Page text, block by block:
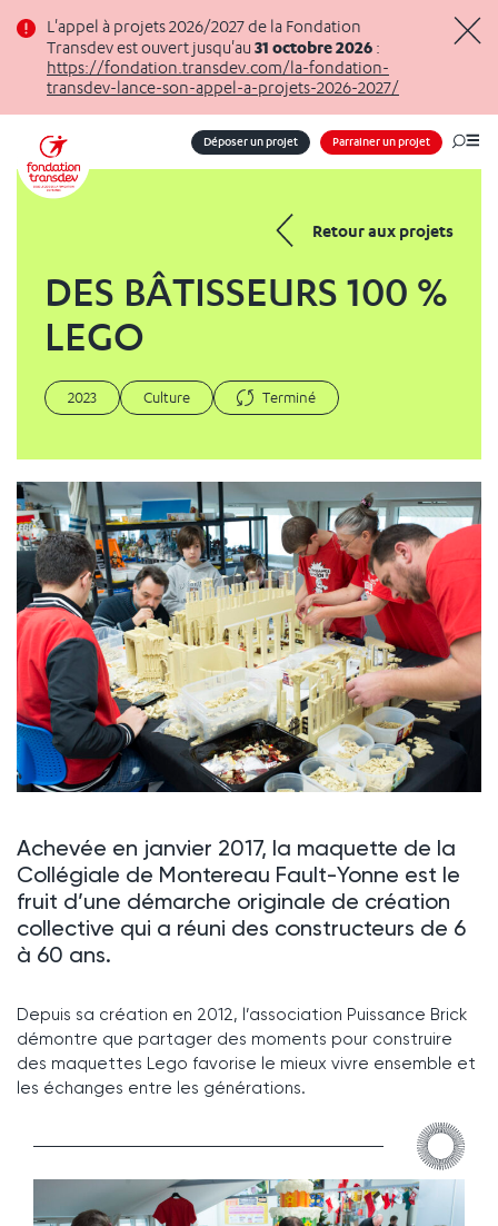
L'appel à projets 2026/2027 de la Fondation
Transdev est ouvert jusqu'au 31 octobre 2026 :
https://fondation.transdev.com/la-fondation-
transdev-lance-son-appel-a-projets-2026-2027/
Déposer un projet Parrainer un projet
Retour aux projets
DES BÂTISSEURS 100 %
LEGO
2023 Culture Terminé
Achevée en janvier 2017, la maquette de la
Collégiale de Montereau Fault-Yonne est le
fruit d’une démarche originale de création
collective qui a réuni des constructeurs de 6
à 60 ans.
Depuis sa création en 2012, l’association Puissance Brick
démontre que partager des moments pour construire
des maquettes Lego favorise le mieux vivre ensemble et
les échanges entre les générations.